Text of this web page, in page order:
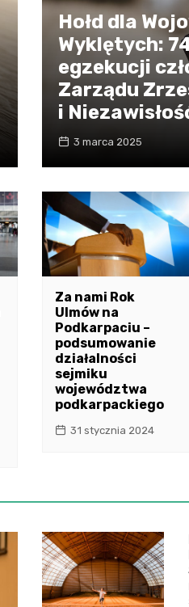
Hołd dla
Wyklętych:
egzekucji
Zarządu
i
3 marca 2025
Za nami Rok
Ulmów na
Podkarpaciu –
podsumowanie
działalności
sejmiku
województwa
podkarpackiego
31 stycznia 2024